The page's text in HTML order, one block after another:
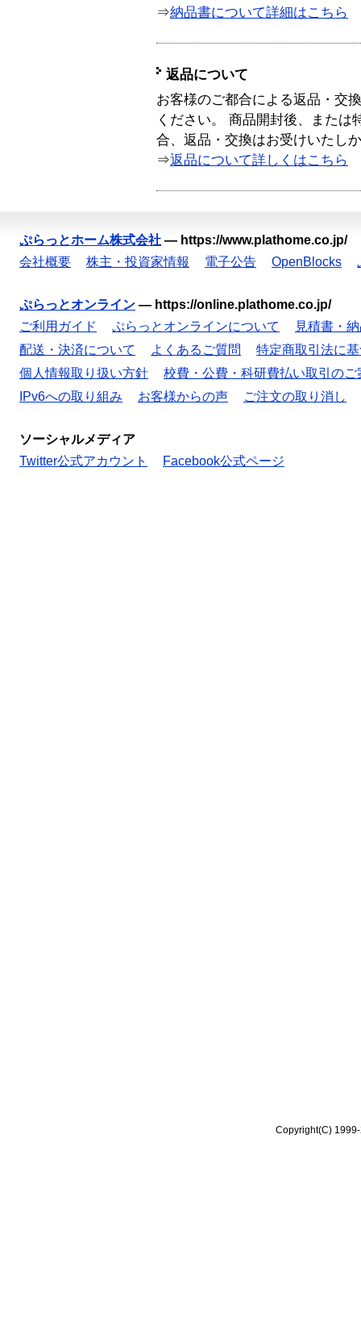
⇒納品書について詳細はこちら
返品について
お客様のご都合による返品・交
ください。 商品開封後、または
合、返品・交換はお受けいたし
⇒返品について詳しくはこちら
ぷらっとホーム株式会社 — https://www.plathome.co.jp/
会社概要
株主・投資家情報 電子公告 OpenBlocks
ぷらっとオンライン — https://online.plathome.co.jp/
ご利用ガイド
ぷらっとオンラインについて
見積書・
配送・決済について
よくあるご質問
特定商取引法に
個人情報取り扱い方針
校費・公費・科研費払い取引のご
IPv6への取り組み
お客様からの声 ご注文の取り消し
ソーシャルメディア
Twitter公式アカウント
Facebook公式ページ
Copyright(C)